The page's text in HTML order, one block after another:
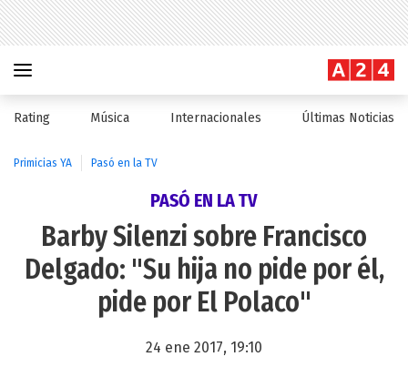
Rating Música Internacionales Últimas Noticias
Primicias YA Pasó en la TV
PASÓ EN LA TV
Barby Silenzi sobre Francisco
Delgado: "Su hija no pide por él,
pide por El Polaco"
24 ene 2017, 19:10